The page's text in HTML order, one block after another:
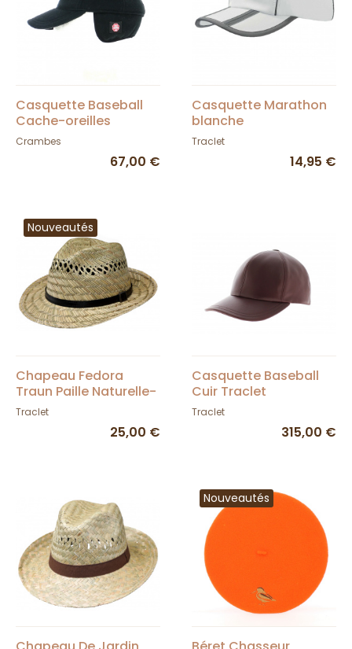
Casquette Baseball
Cache-oreilles
Windstopper® -
Crambes
67,00 €
Casquette Marathon
blanche
Traclet
14,95 €
Nouveautés
Chapeau Fedora
Traun Paille Naturelle-
Traclet
Traclet
25,00 €
Casquette Baseball
Cuir Traclet
Traclet
315,00 €
Nouveautés